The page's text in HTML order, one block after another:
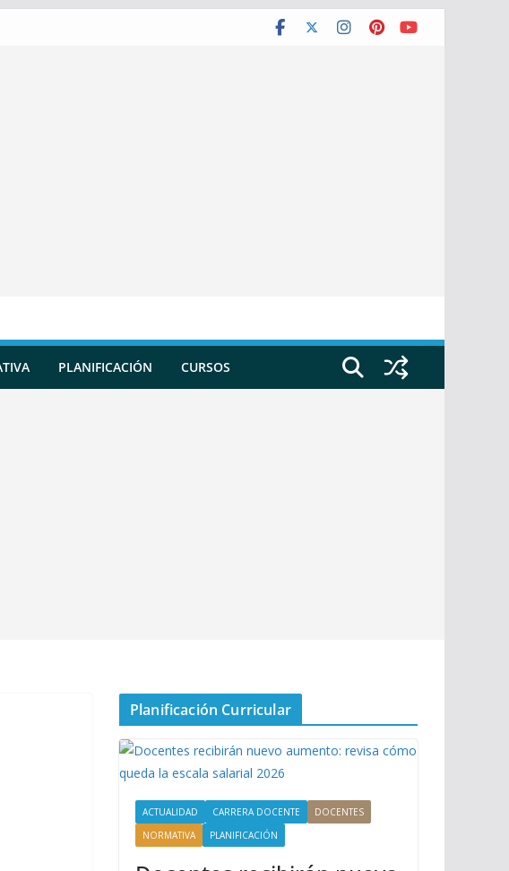
PLANIFICACIÓN CURSOS
Planificación Curricular
ACTUALIDAD CARRERA DOCENTE
DOCENTES
NORMATIVA
PLANIFICACIÓN